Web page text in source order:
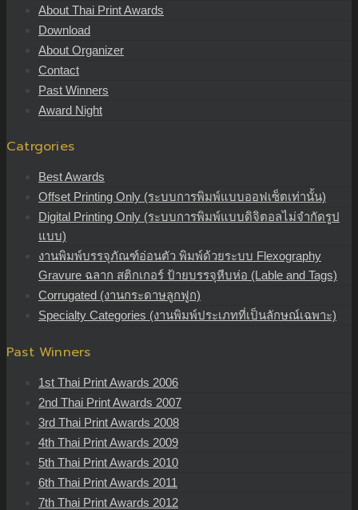
About Thai Print Awards
Download
About Organizer
Contact
Past Winners
Award Night
Catrgories
Best Awards
Offset Printing Only (ระบบการพิมพ์แบบออฟเซ็ตเท่านั้น)
Digital Printing Only (ระบบการพิมพ์แบบดิจิตอลไม่จำกัดรูป
แบบ)
งานพิมพ์บรรจุภัณฑ์อ่อนตัว พิมพ์ด้วยระบบ Flexography
Gravure ฉลาก สติกเกอร์ ป้ายบรรจุหีบห่อ (Lable and Tags)
Corrugated (งานกระดาษลูกฟูก)
Specialty Categories (งานพิมพ์ประเภทที่เป็นลักษณ์เฉพาะ)
Past Winners
1st Thai Print Awards 2006
2nd Thai Print Awards 2007
3rd Thai Print Awards 2008
4th Thai Print Awards 2009
5th Thai Print Awards 2010
6th Thai Print Awards 2011
7th Thai Print Awards 2012